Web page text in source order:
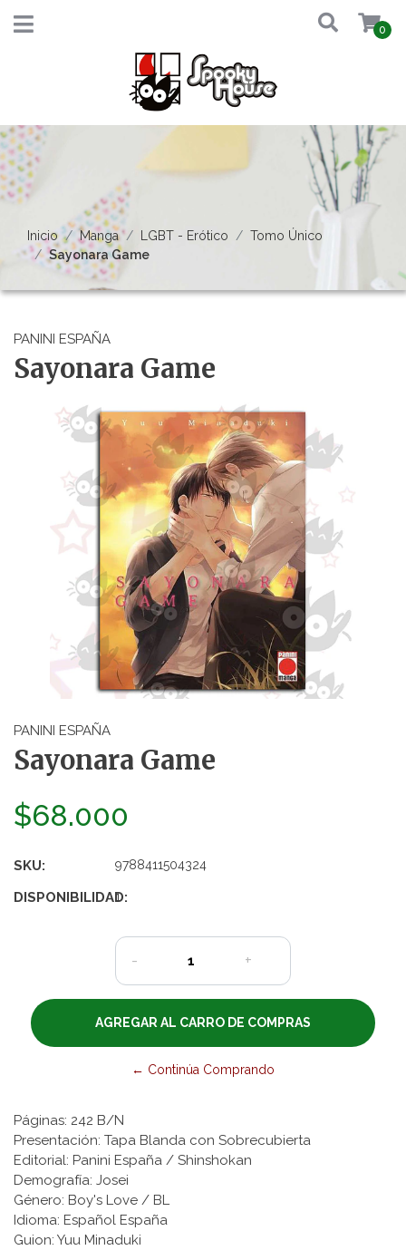
0
Inicio Manga LGBT - Erótico
Tomo Único
Sayonara Game
PANINI ESPAÑA
Sayonara Game
PANINI ESPAÑA
Sayonara Game
$68.000
SKU: 9788411504324
DISPONIBILIDAD:
1
- +
← Continúa Comprando
Páginas: 242 B/N
Presentación: Tapa Blanda con Sobrecubierta
Editorial: Panini España / Shinshokan
Demografía: Josei
Género: Boy's Love / BL
Idioma: Español España
Guion: Yuu Minaduki